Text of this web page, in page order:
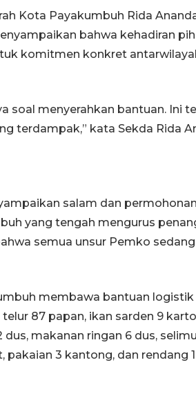
Kota Payakumbuh Rida
bahwa kehadiran
komitmen konkret
soal menyerahkan bantuan. Ini
terdampak,” kata Sekda Rida
salam dan
yang tengah mengurus
semua unsur Pemko
membawa bantuan
87 papan, ikan sarden 9
dus, makanan ringan 6 dus,
pakaian 3 kantong, dan rendang